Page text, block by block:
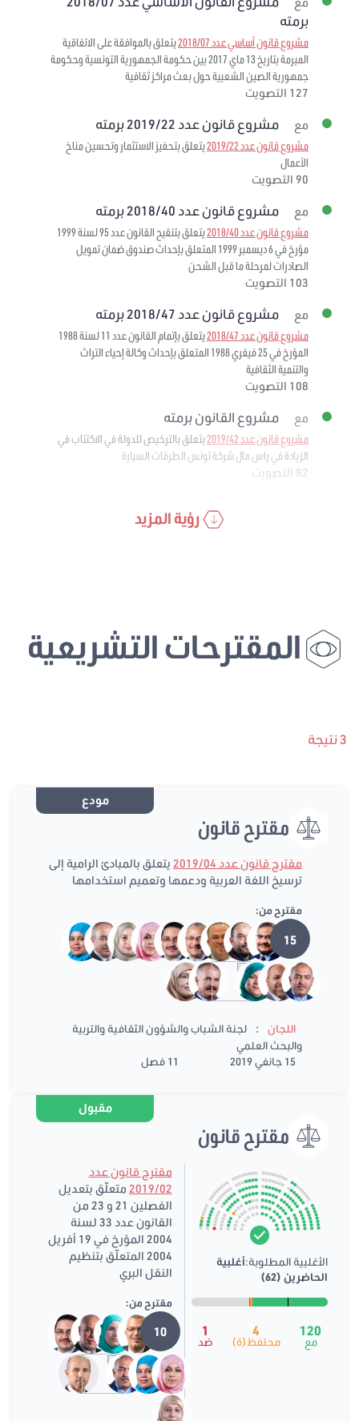
برمته
مشروع قانون أساسي عدد 2018/07
يتعلق بالموافقة على الاتفاقية
المبرمة بتاريخ 13 ماي 2017 بين حكومة الجمهورية التونسية وحكومة
جمهورية الصين الشعبية حول بعث مراكز ثقافية
127 التصويت
مع مشروع قانون عدد 2019/22 برمته
مشروع قانون عدد 2019/22
يتعلق بتحفيز الاستثمار وتحسين مناخ
الأعمال
90 التصويت
مع مشروع قانون عدد 2018/40 برمته
مشروع قانون عدد 2018/40
يتعلق بتنقيح القانون عدد 95 لسنة 1999
مؤرخ في 6 ديسمبر 1999 المتعلق بإحداث صندوق ضمان تمويل
الصادرات لمرحلة ما قبل الشحن
103 التصويت
مع مشروع قانون عدد 2018/47 برمته
مشروع قانون عدد 2018/47
يتعلق بإتمام القانون عدد 11 لسنة 1988
المؤرخ في 25 فيفري 1988 المتعلق بإحداث وكالة إحياء التراث
والتنمية الثقافية
108 التصويت
مع مشروع القانون برمته
مشروع قانون عدد 2019/42
يتعلق بالترخيص للدولة في الاكتتاب في
الزيادة في راس مال شركة تونس الطرقات السيارة
82 التصويت
رؤية المزيد
المقترحات التشريعية
3 نتيجة
مودع
مقترح قانون
مقترح قانون عدد 2019/04
يتعلق بالمبادئ الرامية إلى
ترسيخ اللغة العربية ودعمها وتعميم استخدامها
مقترح من:
15
اللجان :
لجنة الشباب والشؤون الثقافية والتربية
والبحث العلمي
15 جانفي 2019
11 فصل
مقبول
مقترح قانون
الأغلبية المطلوبة:أغلبية
الحاضرين (62)
120
مع
4
محتفظ(ة)
1
ضد
مقترح قانون عدد
2019/02 متعلّق بتعديل
الفصلين 21 و 23 من
القانون عدد 33 لسنة
2004 المؤرخ في 19 أفريل
2004 المتعلّق بتنظيم
النقل البري
مقترح من:
10